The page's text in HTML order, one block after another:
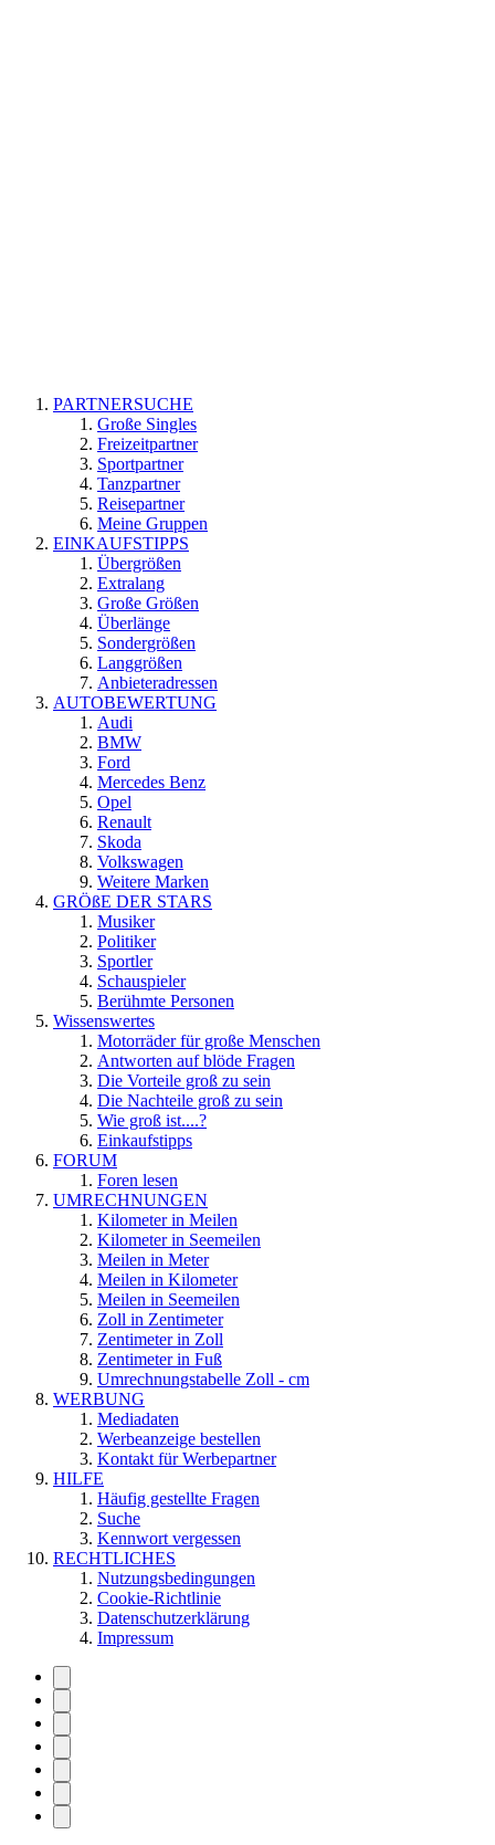
PARTNERSUCHE
Große Singles
Freizeitpartner
Sportpartner
Tanzpartner
Reisepartner
Meine Gruppen
EINKAUFSTIPPS
Übergrößen
Extralang
Große Größen
Überlänge
Sondergrößen
Langgrößen
Anbieteradressen
AUTOBEWERTUNG
Audi
BMW
Ford
Mercedes Benz
Opel
Renault
Skoda
Volkswagen
Weitere Marken
GRÖßE DER STARS
Musiker
Politiker
Sportler
Schauspieler
Berühmte Personen
Wissenswertes
Motorräder für große Menschen
Antworten auf blöde Fragen
Die Vorteile groß zu sein
Die Nachteile groß zu sein
Wie groß ist....?
Einkaufstipps
FORUM
Foren lesen
UMRECHNUNGEN
Kilometer in Meilen
Kilometer in Seemeilen
Meilen in Meter
Meilen in Kilometer
Meilen in Seemeilen
Zoll in Zentimeter
Zentimeter in Zoll
Zentimeter in Fuß
Umrechnungstabelle Zoll - cm
WERBUNG
Mediadaten
Werbeanzeige bestellen
Kontakt für Werbepartner
HILFE
Häufig gestellte Fragen
Suche
Kennwort vergessen
RECHTLICHES
Nutzungsbedingungen
Cookie-Richtlinie
Datenschutzerklärung
Impressum